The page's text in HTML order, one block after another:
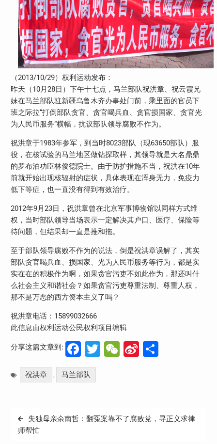
（2013/10/29）权利运动发布：
昨天（10月28日）下午十七点，马兰部队祝洪章、祝云霞兄
妹在马兰部队驻新疆乌鲁木齐办事处门前，乘里面的官员下
班之际拉“打倒部队贪官、贪官喝兵血、贪官损国家、贪官光
为人民币服务”横幅，抗议部队领导腐败不作为。
祝洪章于1983年参军，到当时8023部队（现63650部队）服
役，在核试验的马兰地区做钻探取样，其领导就是大名鼎鼎
的罗布泊功臣林俊德院士。由于防护措施不当，祝洪在10年
前就开始出现核辐射的症状，具体表现在浑身无力，免疫力
低下等症，也一直没有得到有效治疗。
2012年9月23日，祝洪章曾在北京军事博物馆以同样方式维
权，当时部队领导当场表示一定解决其户口、医疗、保险等
待问题，但结果却一直是推和拖。
至于部队领导腐败不作为的说法，倒是祝洪章误解了，其实
部队贪官喝兵血、损国家、光为人民币服务等行为，都是实
实在在的积极作为啊，如果贪官污吏不如此作为，那还叫什
么社会主义和谐社会？如果贪官污吏尊重法制、尊重人权，
那不是万恶的西方资本主义了吗？
祝洪章电话：15899032666
此信息由权利运动公民权利项目编辑
分享这篇文章到: Facebook
Twitter
WeChat
Sina分
祝洪章 , 马兰部队
文
章
失独母亲余南哲：翻冤案靠不了腐败党，寻正义求律
师帮忙